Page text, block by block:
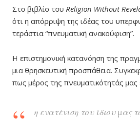
Στο βιβλίο του Religion Without
ότι η απόρριψη της ιδέας του
τεράστια “πνευματική ανακούφιση”.
Η επιστημονική κατανόηση της
μια θρησκευτική προσπάθεια.
πως μέρος της πνευματικότητάς μας
η ενατένιση του ίδιου μας